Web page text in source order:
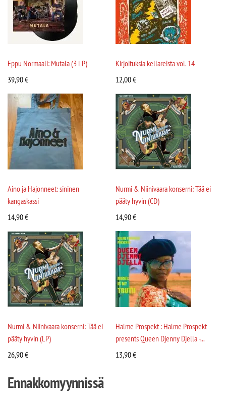
Eppu Normaali: Mutala (3 LP)
39,90€
Kirjoituksia kellareista vol. 14
12,00€
Aino ja Hajonneet: sininen
kangaskassi
14,90€
Nurmi & Niinivaara konserni: Tää ei
pääty hyvin (CD)
14,90€
Nurmi & Niinivaara konserni: Tää ei
pääty hyvin (LP)
26,90€
Halme Prospekt : Halme Prospekt
presents Queen Djenny Djella -...
13,90€
Ennakkomyynnissä